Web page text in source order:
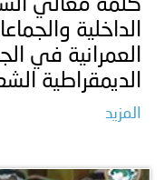
كلمة معالي
الداخلية
العمرانية في
الديمقراطية
المزيد